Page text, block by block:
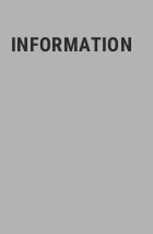
INFORMATION